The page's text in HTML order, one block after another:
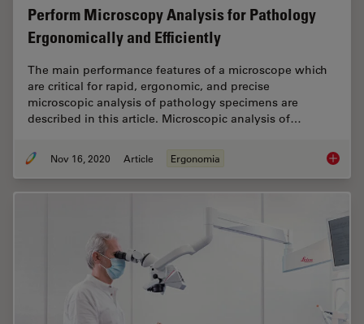
Perform Microscopy Analysis for Pathology
Ergonomically and Efficiently
The main performance features of a microscope which
are critical for rapid, ergonomic, and precise
microscopic analysis of pathology specimens are
described in this article. Microscopic analysis of…
Nov 16, 2020 Article Ergonomia